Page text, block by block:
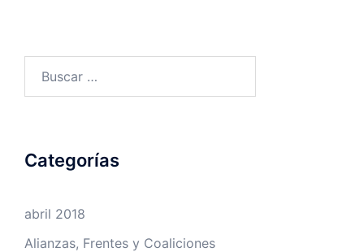
Categorías
abril 2018
Alianzas, Frentes y Coaliciones